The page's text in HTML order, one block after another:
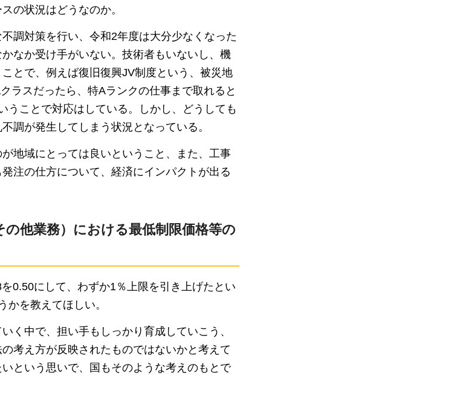
の状況はどうなのか。
調対策を行い、令和2年度は大分少なくなった
なか受け手がいない。技術者もいないし、機
とで、例えば復旧復興JV制度という、被災地
ラスだったら、特Aランクの仕事まで取れると
うことで対応はしている。しかし、どうしても
調が発生してしまう状況となっている。
地域にとっては良いということ、また、工事
注の仕方について、経済にインパクトが出る
他業務）における最低制限価格等の
0.50にして、わずか1％上限を引き上げたとい
を教えてほしい。
く中で、担い手もしっかり育成していこう、
考え方が反映されたものではないかと考えて
という思いで、国もそのような考えのもとで